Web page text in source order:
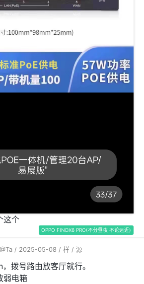
这个
OPPO FINDX6 PRO(不分昼夜 不论远近)
@Ta / 2025-05-08 / 样 / 源
拨号路由放客厅就行。
弱电箱